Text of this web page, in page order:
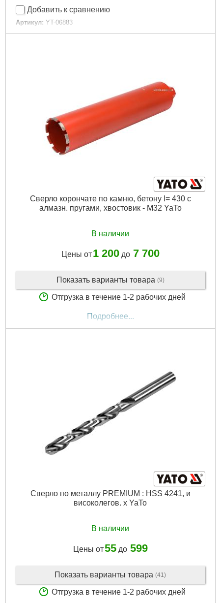
Добавить к сравнению
Артикул: YT-06883
Код товара: 19.42.63
Подробнее...
Сверло корончате по камню, бетону l= 430 с
алмазн. пругами, хвостовик - М32 YaTo
В наличии
Цены от 1 200до 7 700
Показать варианты товара (9)
Отгрузка в течение 1-2 рабочих дней
Подробнее...
Сверло по металлу PREMIUM : HSS 4241, и
високолегов. х YaTo
В наличии
Цены от55до 599
Показать варианты товара (41)
Отгрузка в течение 1-2 рабочих дней